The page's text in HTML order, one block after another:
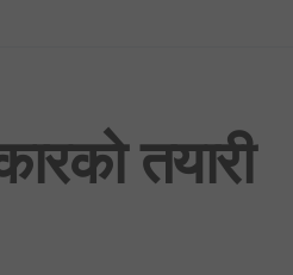
अर्थ मन्त्रालय ओझेलमा: बालेन र
व्यक्तिगत अवार्डमा पनि स्पेनको
शैक्षिक, उपचार र सेयर कारोबारसहित
तयारी